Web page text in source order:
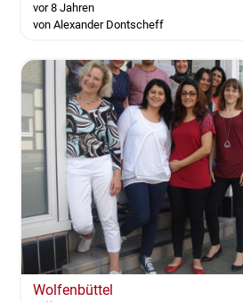
vor 8 Jahren
von Alexander Dontscheff
Wolfenbüttel